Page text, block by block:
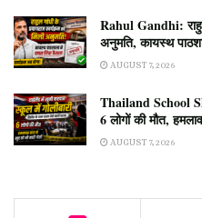
Rahul Gandhi:
अनुमति, कायस्थ
AUGUST 7, 2026
Thailand School
6 लोगों की मौत,
AUGUST 7, 2026